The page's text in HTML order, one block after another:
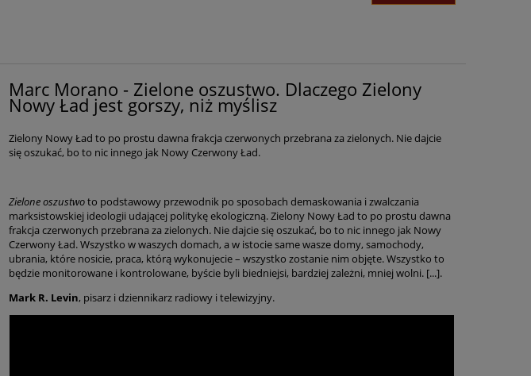
Marc Morano - Zielone oszustwo. Dlaczego Zielony
Nowy Ład jest gorszy, niż myślisz
Zielony Nowy Ład to po prostu dawna frakcja czerwonych przebrana za zielonych. Nie dajcie
się oszukać, bo to nic innego jak Nowy Czerwony Ład.
Zielone oszustwoto podstawowy przewodnik po sposobach demaskowania i zwalczania
marksistowskiej ideologii udającej politykę ekologiczną. Zielony Nowy Ład to po prostu dawna
frakcja czerwonych przebrana za zielonych. Nie dajcie się oszukać, bo to nic innego jak Nowy
Czerwony Ład. Wszystko w waszych domach, a w istocie same wasze domy, samochody,
ubrania, które nosicie, praca, którą wykonujecie – wszystko zostanie nim objęte. Wszystko to
będzie monitorowane i kontrolowane, byście byli biedniejsi, bardziej zależni, mniej wolni. [...].
Mark R. Levin, pisarz i dziennikarz radiowy i telewizyjny.